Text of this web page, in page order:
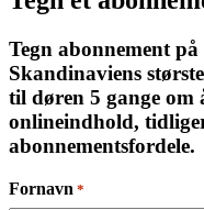
Tegn abonnement
Skandinaviens
til døren 5 gange om
onlineindhold,
abonnementsfordele.
Fornavn *